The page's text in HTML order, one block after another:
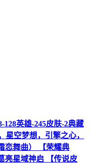
128英雄-245皮肤-2典藏
星空梦想，引擎之心，
恋舞曲） 【荣耀典
亮星域神启 【传说皮